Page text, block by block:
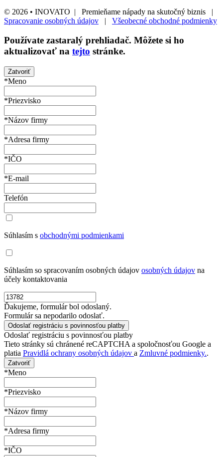
© 2026 • INOVATO | Premieňame nápady na skutočný biznis |
Spracovanie osobných údajov | Všeobecné obchodné podmienky
Používate zastaralý prehliadač. Môžete si ho
aktualizovať na tejto stránke.
Zatvoriť
*Meno
*Priezvisko
*Názov firmy
*Adresa firmy
*IČO
*E-mail
Telefón
Súhlasím s obchodnými podmienkami
Súhlasím so spracovaním osobných údajov osobných údajov na
účely kontaktovania
Ďakujeme, formulár bol odoslaný.
Formulár sa nepodarilo odoslať.
Odoslať registráciu s povinnosťou platby
Tieto stránky sú chránené reCAPTCHA a spoločnosťou Google a
platia Pravidlá ochrany osobných údajov a Zmluvné podmienky..
Zatvoriť
*Meno
*Priezvisko
*Názov firmy
*Adresa firmy
*IČO